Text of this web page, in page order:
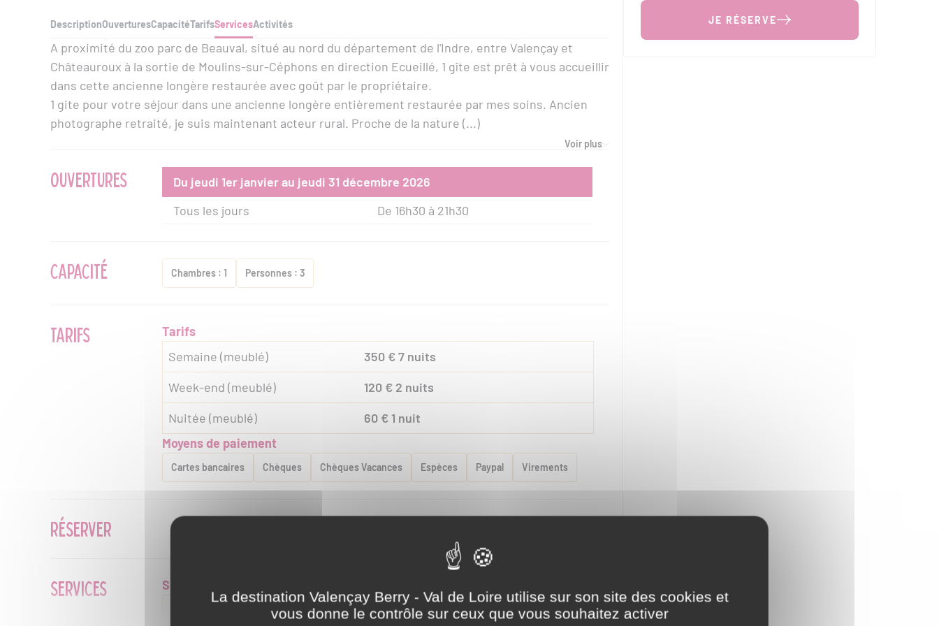
DescriptionOuvertures Activités
CapacitéTarifsServices
A proximité du zoo parc de Beauval, situé au nord du département de l'Indre, entre Valençay et
Châteauroux à la sortie de Moulins-sur-Céphons en direction Ecueillé, 1 gîte est prêt à vous accueillir
dans cette ancienne longère restaurée avec goût par le propriétaire.
1 gite pour votre séjour dans une ancienne longère entièrement restaurée par mes soins. Ancien
photographe retraité, je suis maintenant acteur rural. Proche de la nature (...)
Voir plus
OUVERTURES
Du jeudi 1er janvier au jeudi 31 décembre 2026
Tous les jours
De 16h30 à 21h30
CAPACITÉ Chambres : 1 Personnes : 3
TARIFS
Tarifs
Semaine (meublé)
350 € 7 nuits
Week-end (meublé)
120 € 2 nuits
Nuitée (meublé)
60 € 1 nuit
Moyens de paiement
Cartes bancaires Chèques Chèques Vacances Espèces Paypal Virements
RÉSERVER
SERVICES Services
Table d'hôte Wifi Animaux acceptés
JE RÉSERVE
La destination Valençay Berry - Val de Loire utilise sur son site des cookies et
vous donne le contrôle sur ceux que vous souhaitez activer